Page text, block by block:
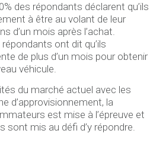
des répondants déclarent qu’ils
à être au volant de leur
d’un mois après l’achat.
ont dit qu’ils
de plus d’un mois pour obtenir
véhicule.
du marché actuel avec les
d’approvisionnement, la
est mise à l’épreuve et
sont mis au défi d’y répondre.